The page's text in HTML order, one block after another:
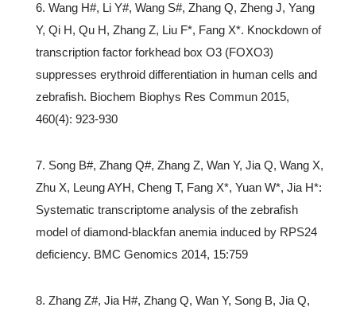
6. Wang H#, Li Y#, Wang S#, Zhang Q, Zheng J, Yang
Y, Qi H, Qu H, Zhang Z, Liu F*, Fang X*. Knockdown of
transcription factor forkhead box O3 (FOXO3)
suppresses erythroid differentiation in human cells and
zebrafish. Biochem Biophys Res Commun 2015,
460(4): 923-930
7. Song B#, Zhang Q#, Zhang Z, Wan Y, Jia Q, Wang X,
Zhu X, Leung AYH, Cheng T, Fang X*, Yuan W*, Jia H*:
Systematic transcriptome analysis of the zebrafish
model of diamond-blackfan anemia induced by RPS24
deficiency. BMC Genomics 2014, 15:759
8. Zhang Z#, Jia H#, Zhang Q, Wan Y, Song B, Jia Q,